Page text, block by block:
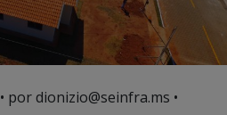
• por dionizio@seinfra.ms •